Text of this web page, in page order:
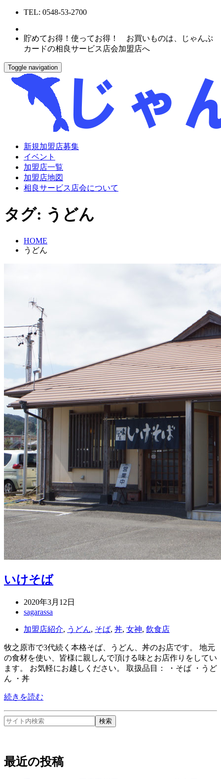
TEL: 0548-53-2700
貯めてお得！使ってお得！ お買いものは、じゃんぷ
カードの相良サービス店会加盟店へ
Toggle navigation
新規加盟店募集
イベント
加盟店一覧
加盟店地図
相良サービス店会について
タグ: うどん
HOME
うどん
いけそば
2020年3月12日
sagarassa
加盟店紹介, うどん, そば, 丼, 女神, 飲食店
牧之原市で3代続く本格そば、うどん、丼のお店です。 地元
の食材を使い、皆様に親しんで頂ける味とお店作りをしてい
ます。 お気軽にお越しください。 取扱品目： ・そば ・うど
ん ・丼
続きを読む
最近の投稿